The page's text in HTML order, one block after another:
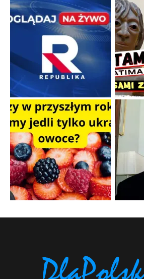
Familijny spór o biskupie sakry
Rodzinna polemika wokół sakr w Écône....
Popularne